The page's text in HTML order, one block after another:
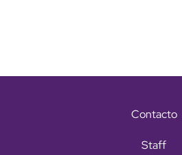
Contacto
Staff